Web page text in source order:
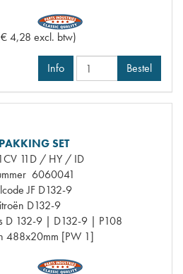
4,28 excl. btw)
Info Bestel
SET
11D / HY / ID
6060041
JF D132-9
D132-9
D 132-9 | D132-9 | P108
488x20mm [PW 1]